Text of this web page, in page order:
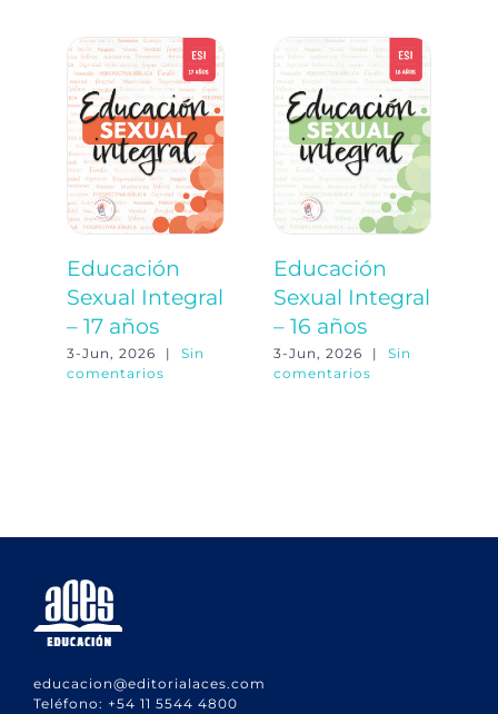
Educación
Sexual Integral
– 17 años
3-Jun, 2026 |
Sin
comentarios
Educación
Sexual Integral
– 16 años
3-Jun, 2026 |
Sin
comentarios
educacion@editorialaces.com
Teléfono: +54 11 5544 4800